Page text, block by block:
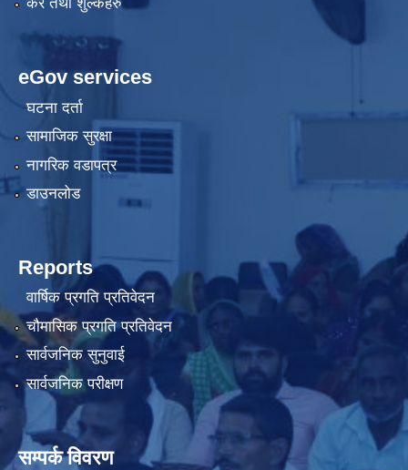
कर तथा शुल्कहरु
eGov services
घटना दर्ता
सामाजिक सुरक्षा
नागरिक वडापत्र
डाउनलोड
Reports
वार्षिक प्रगति प्रतिवेदन
चौमासिक प्रगति प्रतिवेदन
सार्वजनिक सुनुवाई
सार्वजनिक परीक्षण
सम्पर्क विवरण